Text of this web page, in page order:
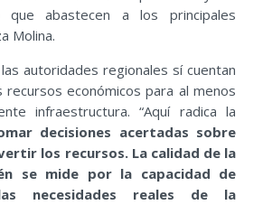
abastecen a los principales
Molina.
autoridades regionales sí cuentan
recursos económicos para al menos
infraestructura. “Aquí radica la
decisiones acertadas sobre
los recursos. La calidad de la
se mide por la capacidad de
necesidades reales de la